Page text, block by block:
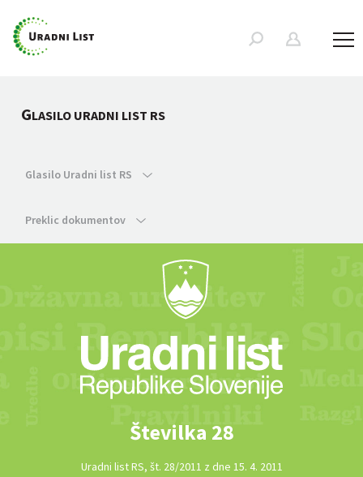
GLASILO URADNI LIST RS
Glasilo Uradni list RS
Preklic dokumentov
Številka 28
Uradni list RS, št. 28/2011 z dne 15. 4. 2011